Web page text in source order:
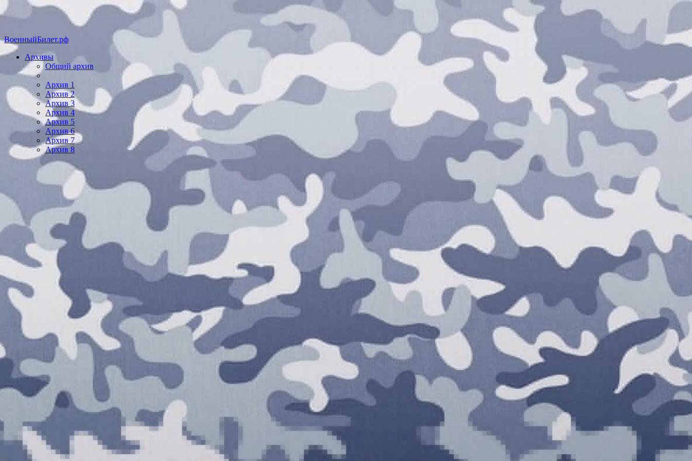
ВоенныйБилет.рф
Архивы
Общий архив
Архив 1
Архив 2
Архив 3
Архив 4
Архив 5
Архив 6
Архив 7
Архив 8